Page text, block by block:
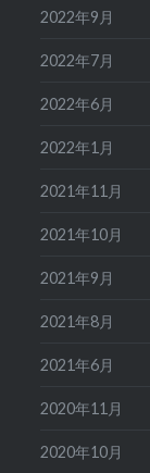
2022年9月
2022年7月
2022年6月
2022年1月
2021年11月
2021年10月
2021年9月
2021年8月
2021年6月
2020年11月
2020年10月